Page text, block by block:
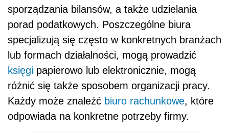
sporządzania bilansów, a także udzielania
porad podatkowych. Poszczególne biura
specjalizują się często w konkretnych branżach
lub formach działalności, mogą prowadzić
księgi papierowo lub elektronicznie, mogą
różnić się także sposobem organizacji pracy.
Każdy może znaleźć biuro rachunkowe, które
odpowiada na konkretne potrzeby firmy.